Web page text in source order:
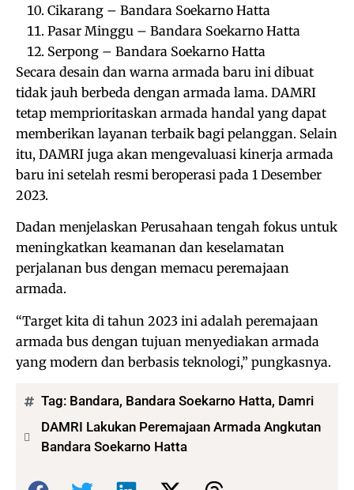
Cikarang – Bandara Soekarno Hatta
Pasar Minggu – Bandara Soekarno Hatta
Serpong – Bandara Soekarno Hatta
Secara desain dan warna armada baru ini dibuat
tidak jauh berbeda dengan armada lama. DAMRI
tetap memprioritaskan armada handal yang dapat
memberikan layanan terbaik bagi pelanggan. Selain
itu, DAMRI juga akan mengevaluasi kinerja armada
baru ini setelah resmi beroperasi pada 1 Desember
2023.
Dadan menjelaskan Perusahaan tengah fokus untuk
meningkatkan keamanan dan keselamatan
perjalanan bus dengan memacu peremajaan
armada.
“Target kita di tahun 2023 ini adalah peremajaan
armada bus dengan tujuan menyediakan armada
yang modern dan berbasis teknologi,” pungkasnya.
Tag: Bandara, Bandara Soekarno Hatta, Damri
DAMRI Lakukan Peremajaan Armada Angkutan
Bandara Soekarno Hatta
Bagikan: